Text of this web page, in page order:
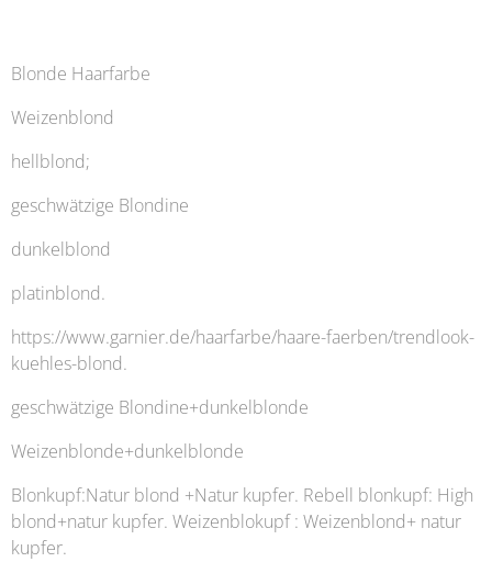
Blonde Haarfarbe
Weizenblond
hellblond;
geschwätzige Blondine
dunkelblond
platinblond.
https://www.garnier.de/haarfarbe/haare-faerben/trendlook-
kuehles-blond.
geschwätzige Blondine+dunkelblonde
Weizenblonde+dunkelblonde
Blonkupf:Natur blond +Natur kupfer. Rebell blonkupf: High
blond+natur kupfer. Weizenblokupf : Weizenblond+ natur
kupfer.